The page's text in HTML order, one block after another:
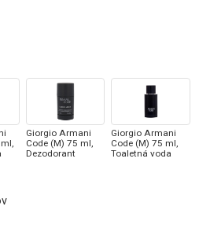
Giorgio Armani
Code (M) 75 ml,
Dezodorant
Giorgio Armani
Code (M) 75 ml,
Toaletná voda